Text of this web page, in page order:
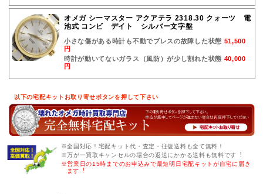
オメガ シーマスター アクアテラ 2318.30 クォーツ 電
池式 コンビ デイト シルバー文字盤
小さな傷がある時計も不動でブレスの故障した状態 51,500
円
時計が動いてないガラス（風防）が少し割れた状態 40,000
円
以下の宅配キットお取り寄せボタンを押して下さい
※全国対応！宅配キット代・査定・往復送料も全て無料！
※万が一買取キャンセルの場合の返送にかかる送料も無料です︕
※営業日の15時までのお申込みで最短明日宅配キットが自宅に届き
ます︕